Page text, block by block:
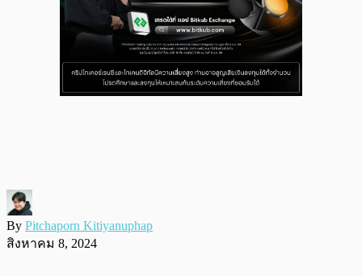
By Pitchaporn Kitiyanuphap
สิงหาคม 8, 2024